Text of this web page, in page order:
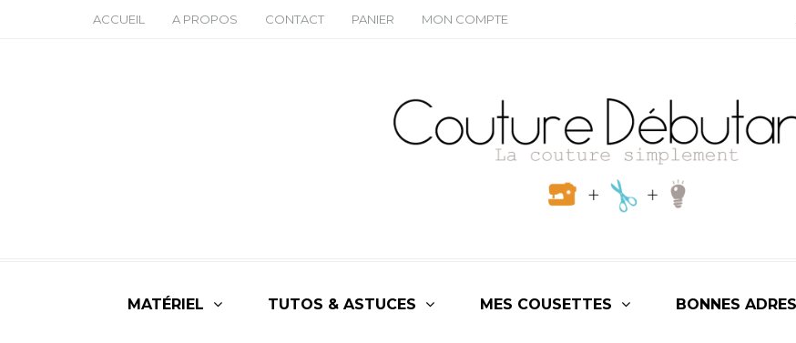
ACCUEIL A PROPOS CONTACT PANIER MON COMPTE
MATÉRIEL TUTOS & ASTUCES MES COUSETTES BONNES